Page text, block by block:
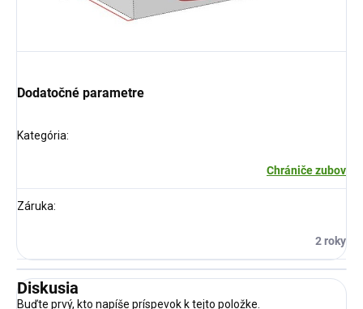
Dodatočné parametre
Kategória:
Chrániče zubov
Záruka:
2 roky
Diskusia
Buďte prvý, kto napíše príspevok k tejto položke.